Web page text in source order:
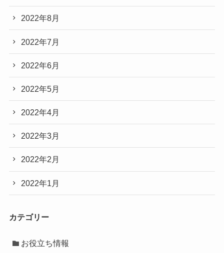
2022年8月
2022年7月
2022年6月
2022年5月
2022年4月
2022年3月
2022年2月
2022年1月
カテゴリー
お役立ち情報